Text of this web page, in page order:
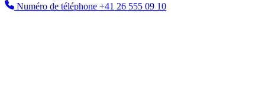
Numéro de téléphone +41 26 555 09 10